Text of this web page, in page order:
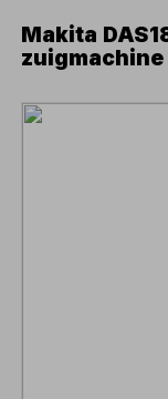
Makita
zuigmachine